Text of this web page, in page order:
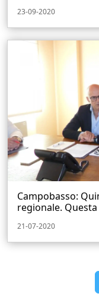
23-09-2020
Campobasso:
regionale. Questa
21-07-2020